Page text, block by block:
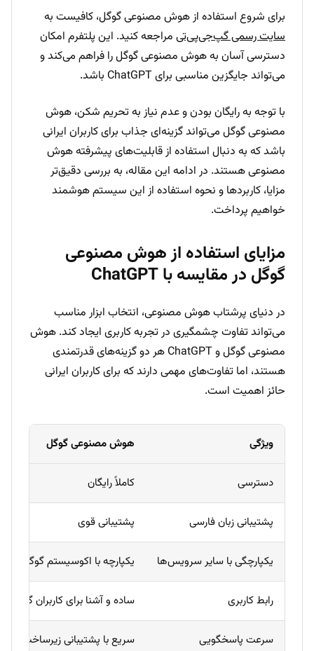
برای شروع استفاده از هوش مصنوعی گوگل، کافیست به
سایت رسمی گپ‌جی‌پی‌تی مراجعه کنید. این پلتفرم امکان
دسترسی آسان به هوش مصنوعی گوگل را فراهم می‌کند و
می‌تواند جایگزین مناسبی برای ChatGPT باشد.
با توجه به رایگان بودن و عدم نیاز به تحریم شکن، هوش
مصنوعی گوگل می‌تواند گزینه‌ای جذاب برای کاربران ایرانی
باشد که به دنبال استفاده از قابلیت‌های پیشرفته هوش
مصنوعی هستند. در ادامه این مقاله، به بررسی دقیق‌تر
مزایا، کاربردها و نحوه استفاده از این سیستم هوشمند
خواهیم پرداخت.
مزایای استفاده از هوش مصنوعی
گوگل در مقایسه با ChatGPT
در دنیای پرشتاب هوش مصنوعی، انتخاب ابزار مناسب
می‌تواند تفاوت چشمگیری در تجربه کاربری ایجاد کند. هوش
مصنوعی گوگل و ChatGPT هر دو گزینه‌های قدرتمندی
هستند، اما تفاوت‌های مهمی دارند که برای کاربران ایرانی
حائز اهمیت است.
ویژگی هوش مصنوعی گوگل
دسترسی کاملاً رایگان
پشتیبانی زبان فارسی پشتیبانی قوی
یکپارچگی با سایر سرویس‌ها یکپارچه با اکوسیستم گوگل
رابط کاربری ساده و آشنا برای کاربران گوگل
سرعت پاسخگویی سریع با پشتیبانی زیرساخت